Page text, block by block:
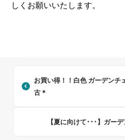
しくお願いいたします。
お買い得！！白色 ガーデンチ
古＊
【夏に向けて･･･】ガー